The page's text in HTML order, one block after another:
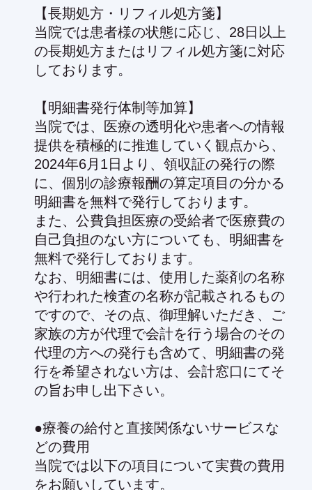
【長期処方・リフィル処方箋】
当院では患者様の状態に応じ、28日以上
の長期処方またはリフィル処方箋に対応
しております。
【明細書発行体制等加算】
当院では、医療の透明化や患者への情報
提供を積極的に推進していく観点から、
2024年6月1日より、領収証の発行の際
に、個別の診療報酬の算定項目の分かる
明細書を無料で発行しております。
また、公費負担医療の受給者で医療費の
自己負担のない方についても、明細書を
無料で発行しております。
なお、明細書には、使用した薬剤の名称
や行われた検査の名称が記載されるもの
ですので、その点、御理解いただき、ご
家族の方が代理で会計を行う場合のその
代理の方への発行も含めて、明細書の発
行を希望されない方は、会計窓口にてそ
の旨お申し出下さい。
●療養の給付と直接関係ないサービスな
どの費用
当院では以下の項目について実費の費用
をお願いしています。